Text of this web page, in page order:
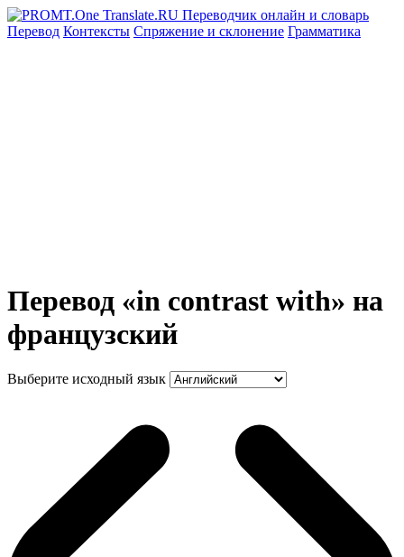
Перевод Контексты Спряжение и склонение Грамматика
Перевод «in contrast with» на
французский
Выберите исходный язык